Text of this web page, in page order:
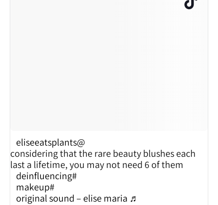
@eliseeatsplants
considering that the rare beauty blushes each
last a lifetime, you may not need 6 of them
#deinfluencing
#makeup
♬ original sound – elise maria